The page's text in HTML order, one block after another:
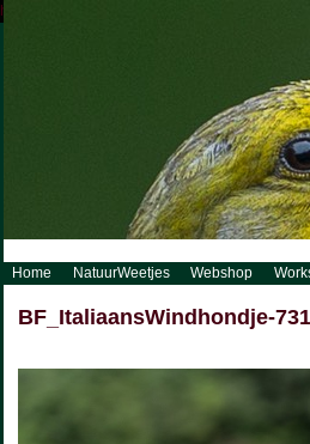
http://www.visueelconcept.nl/sitemap.xml.gz
Home NatuurWeetjes Webshop
BF_ItaliaansWindhondje-